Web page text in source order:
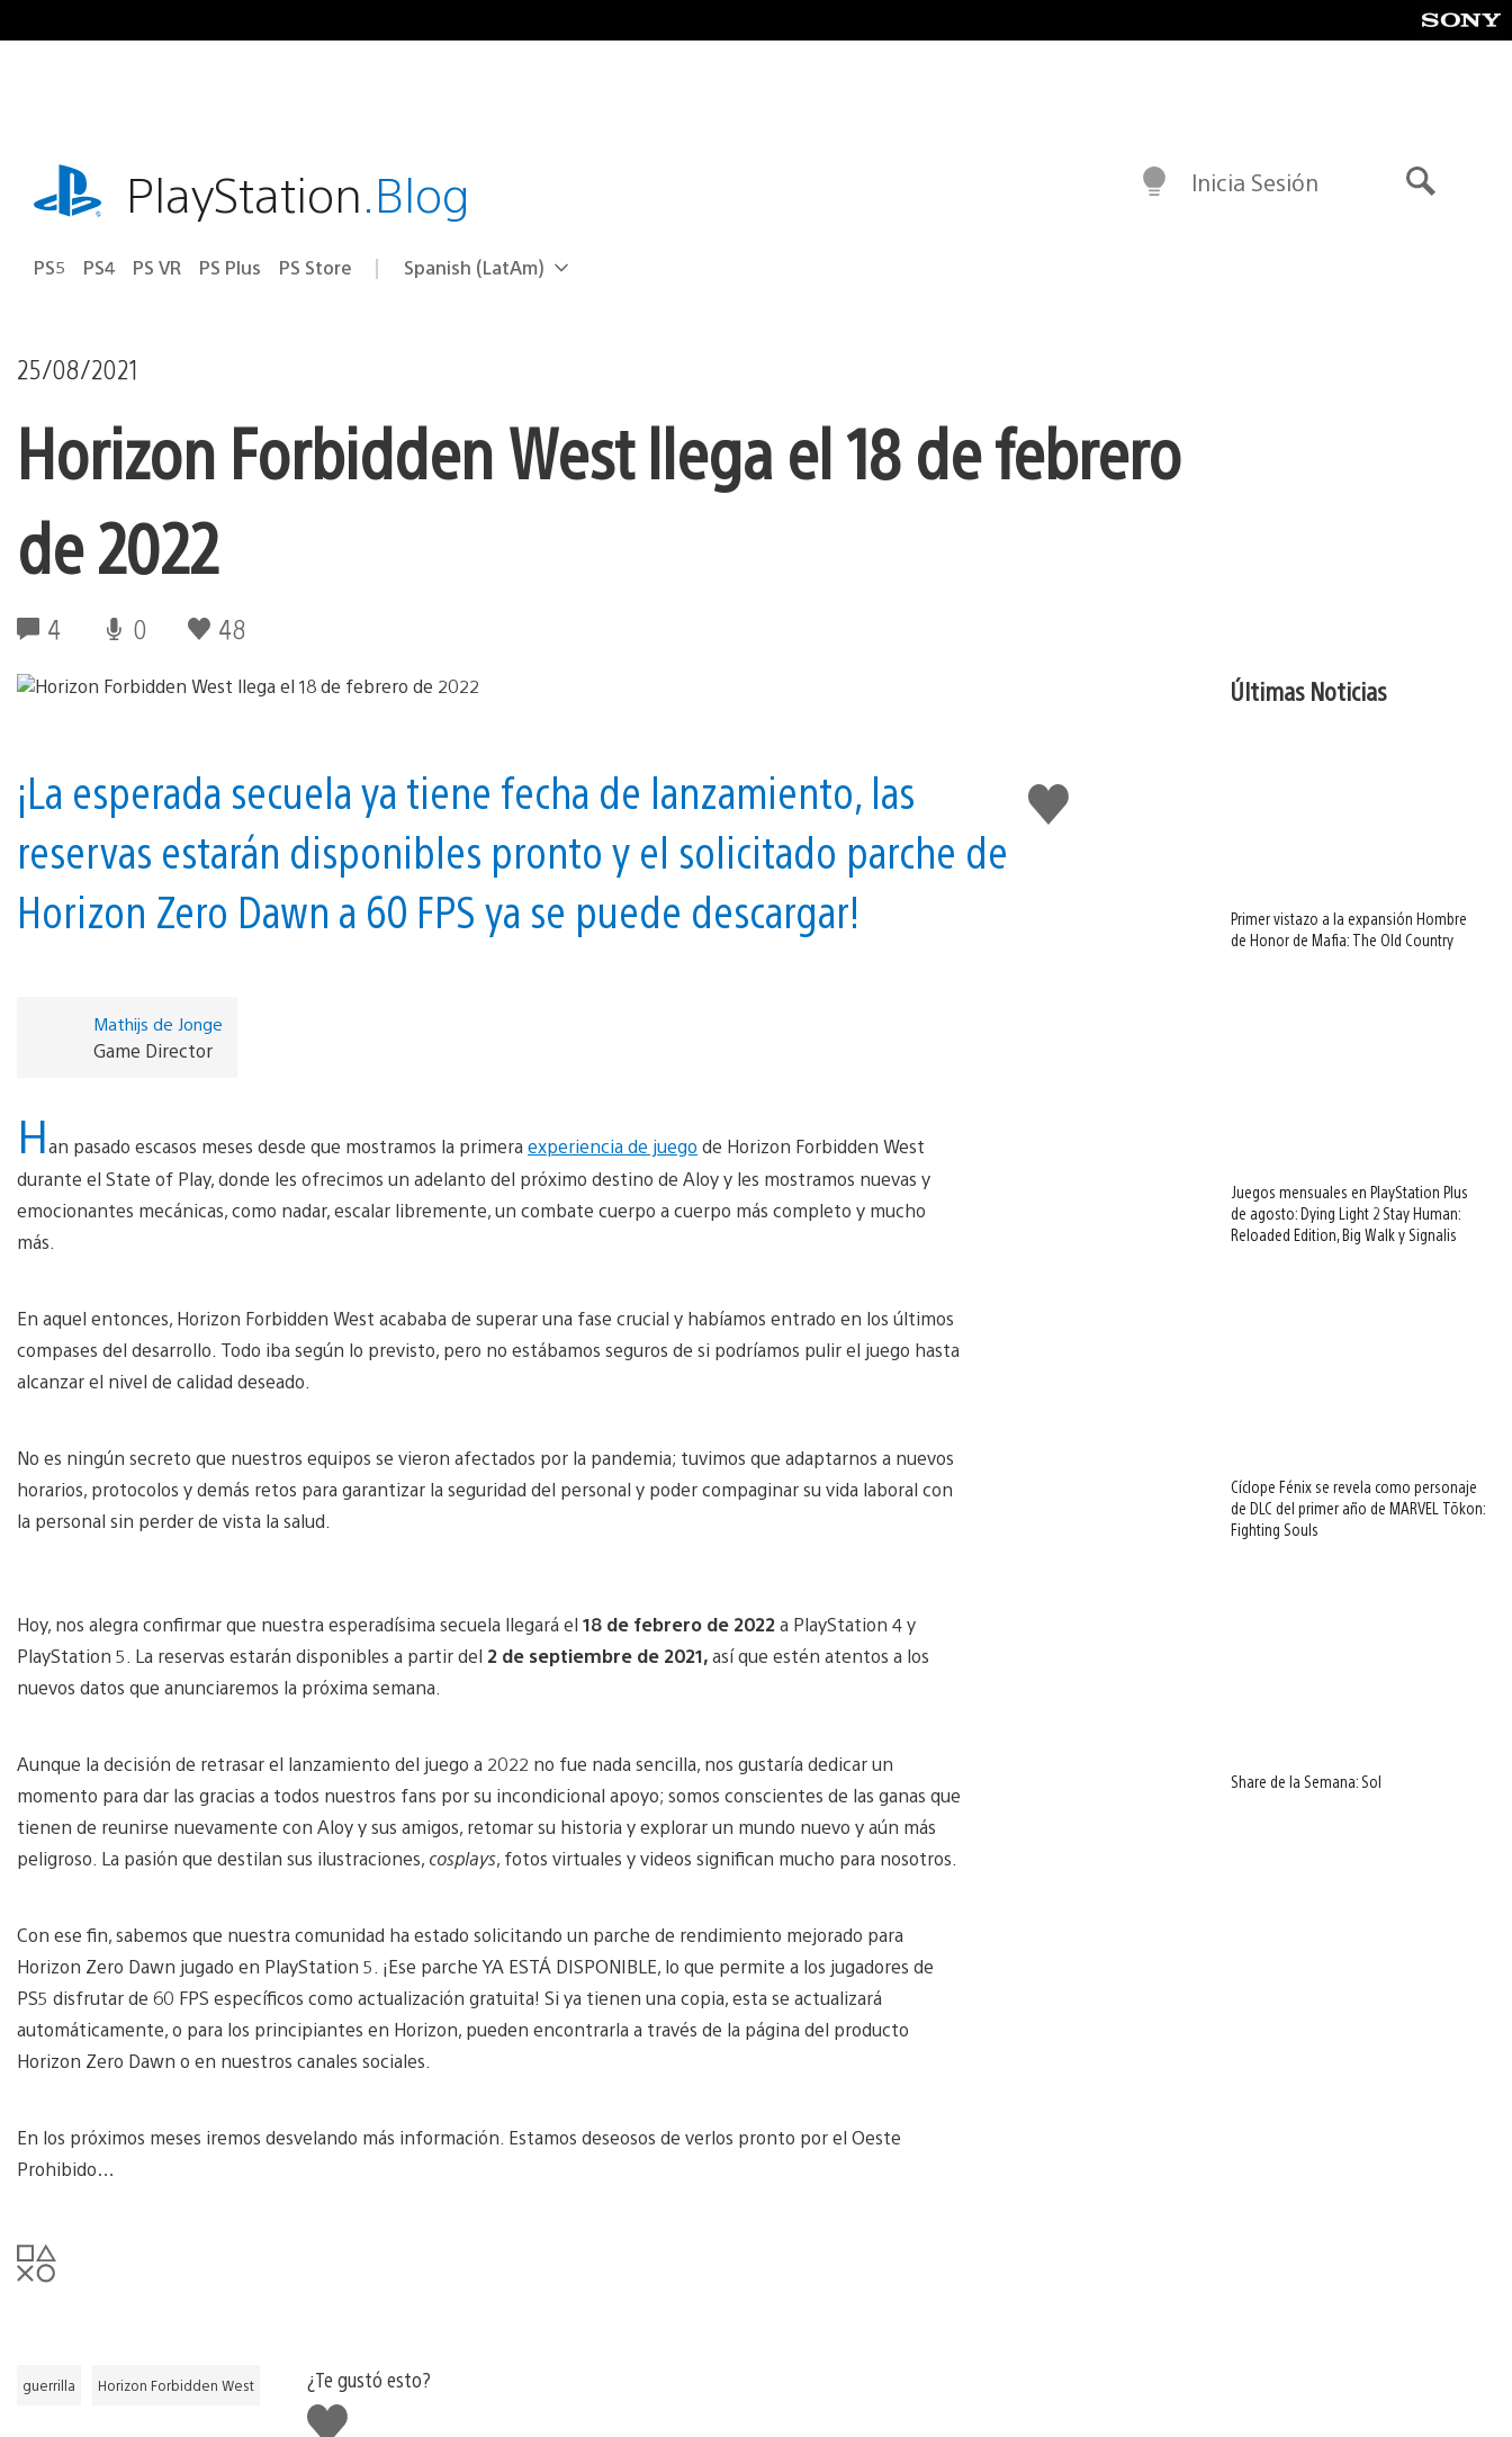
al
playstation.comPlayStation.Blog
PS5 PS4 PS VR PS Plus PS Store Elige
Región
Spanish (LatAm)
Inicia Sesión
25/08/2021
Horizon Forbidden West llega el 18 de febrero
de 2022
4 0 48
Me
gusta
¡La esperada secuela ya tiene fecha de lanzamiento, las
reservas estarán disponibles pronto y el solicitado parche de
Horizon Zero Dawn a 60 FPS ya se puede descargar!
Mathijs de Jonge
Game Director
Han pasado escasos meses desde que mostramos la primera experiencia de juego de Horizon Forbidden West
durante el State of Play, donde les ofrecimos un adelanto del próximo destino de Aloy y les mostramos nuevas y
emocionantes mecánicas, como nadar, escalar libremente, un combate cuerpo a cuerpo más completo y mucho
más.
En aquel entonces, Horizon Forbidden West acababa de superar una fase crucial y habíamos entrado en los últimos
compases del desarrollo. Todo iba según lo previsto, pero no estábamos seguros de si podríamos pulir el juego hasta
alcanzar el nivel de calidad deseado.
No es ningún secreto que nuestros equipos se vieron afectados por la pandemia; tuvimos que adaptarnos a nuevos
horarios, protocolos y demás retos para garantizar la seguridad del personal y poder compaginar su vida laboral con
la personal sin perder de vista la salud.
Hoy, nos alegra confirmar que nuestra esperadísima secuela llegará el 18 de febrero de 2022a PlayStation 4 y
PlayStation 5. La reservas estarán disponibles a partir del 2 de septiembre de 2021,así que estén atentos a los
nuevos datos que anunciaremos la próxima semana.
Aunque la decisión de retrasar el lanzamiento del juego a 2022 no fue nada sencilla, nos gustaría dedicar un
momento para dar las gracias a todos nuestros fans por su incondicional apoyo; somos conscientes de las ganas que
tienen de reunirse nuevamente con Aloy y sus amigos, retomar su historia y explorar un mundo nuevo y aún más
peligroso. La pasión que destilan sus ilustraciones, cosplays, fotos virtuales y videos significan mucho para nosotros.
Con ese fin, sabemos que nuestra comunidad ha estado solicitando un parche de rendimiento mejorado para
Horizon Zero Dawn jugado en PlayStation 5. ¡Ese parche YA ESTÁ DISPONIBLE, lo que permite a los jugadores de
PS5 disfrutar de 60 FPS específicos como actualización gratuita! Si ya tienen una copia, esta se actualizará
automáticamente, o para los principiantes en Horizon, pueden encontrarla a través de la página del producto
Horizon Zero Dawn o en nuestros canales sociales.
En los próximos meses iremos desvelando más información. Estamos deseosos de verlos pronto por el Oeste
Prohibido…
guerrilla Horizon Forbidden West
¿Te gustó esto?
Me
Últimas Noticias
Primer vistazo a la expansión Hombre
de Honor de Mafia: The Old Country
Juegos mensuales en PlayStation Plus
de agosto: Dying Light 2 Stay Human:
Reloaded Edition, Big Walk y Signalis
Cíclope Fénix se revela como personaje
de DLC del primer año de MARVEL Tōkon:
Fighting Souls
Share de la Semana: Sol